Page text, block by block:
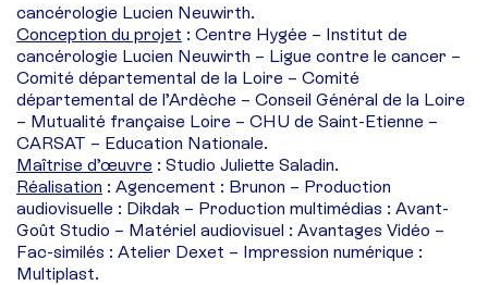
cancérologie Lucien Neuwirth.
Conception du projet : Centre Hygée – Institut de
cancérologie Lucien Neuwirth – Ligue contre le cancer –
Comité départemental de la Loire – Comité
départemental de l’Ardèche – Conseil Général de la Loire
– Mutualité française Loire – CHU de Saint-Etienne –
CARSAT – Education Nationale.
Maîtrise d’œuvre : Studio Juliette Saladin.
Réalisation : Agencement : Brunon – Production
audiovisuelle : Dikdak – Production multimédias : Avant-
Goût Studio – Matériel audiovisuel : Avantages Vidéo –
Fac-similés : Atelier Dexet – Impression numérique :
Multiplast.